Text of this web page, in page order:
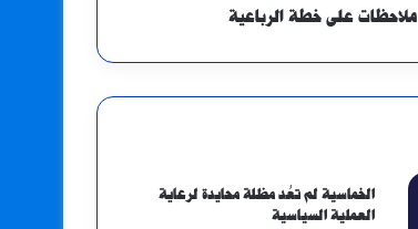
ملاحظات على خطة الرباعية
الخماسية لم تعُد مظلة محايدة لرعاية
العملية السياسية